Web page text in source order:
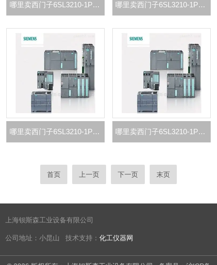
哪里卖西门子6SL3210-1PC22-2UL0代理商 哪里卖西门子6SL3210-1PB21-8UL0代理商
哪里卖西门子6SL3210-1PB21-4UL0代理商 哪里卖西门子6SL3210-1PB21-0UL0代理商
首页 上一页 下一页 末页
上海钡斯森工业设备有限公司
公司地址：小昆山 技术支持：化工仪器网